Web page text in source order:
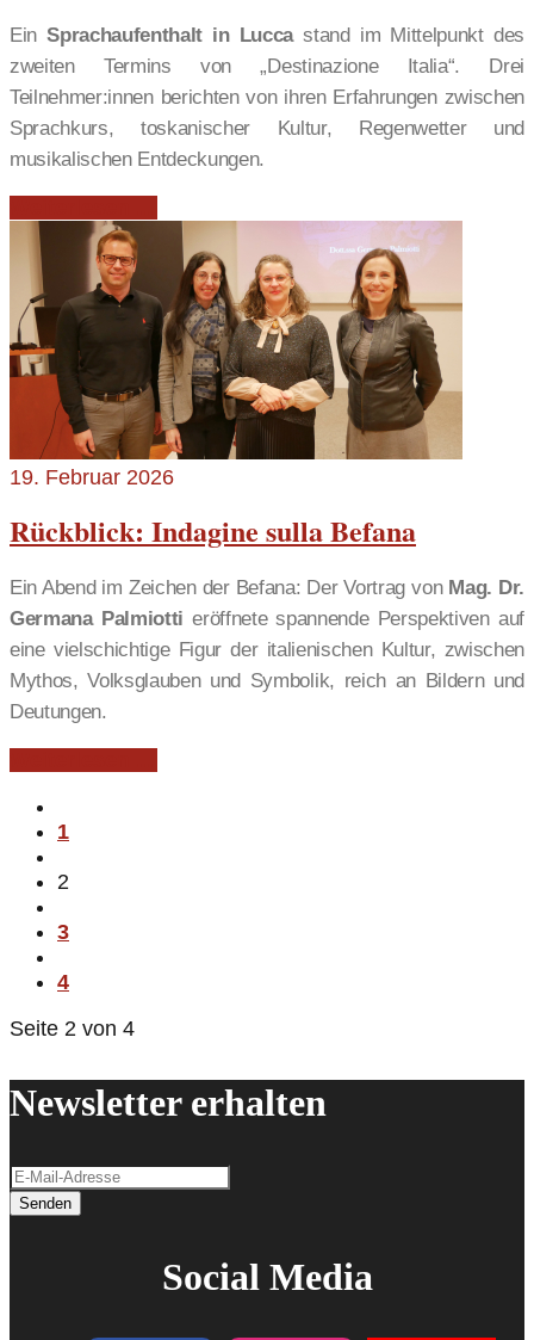
EinSprachaufenthalt in Luccastand im Mittelpunkt des
zweiten Termins von „Destinazione Italia“. Drei
Teilnehmer:innen berichten von ihren Erfahrungen zwischen
Sprachkurs, toskanischer Kultur, Regenwetter und
musikalischen Entdeckungen.
19. Februar 2026
Rückblick: Indagine sulla Befana
Ein Abend im Zeichen der Befana: Der Vortrag von Mag. Dr.
Germana Palmiotti eröffnete spannende Perspektiven auf
eine vielschichtige Figur der italienischen Kultur, zwischen
Mythos, Volksglauben und Symbolik, reich an Bildern und
Deutungen.
1
2
3
4
Seite 2 von 4
Newsletter erhalten
Senden
Social Media